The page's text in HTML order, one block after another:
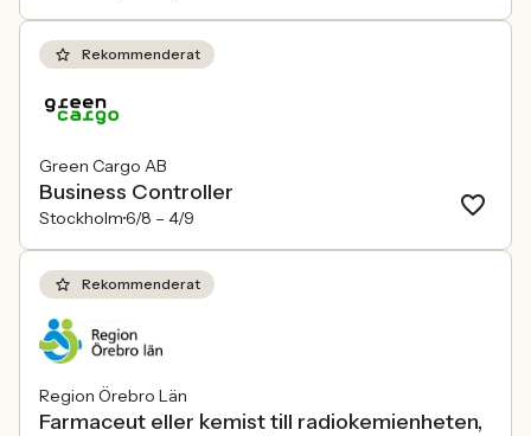
Rekommenderat
Green Cargo AB
Business Controller
Stockholm6/8 – 4/9
Rekommenderat
Region Örebro Län
Farmaceut eller kemist till radiokemienheten,